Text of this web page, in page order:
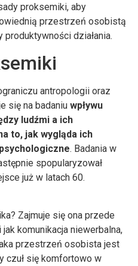
proksemiki, aby
przestrzeń osobistą
działania.
antropologii oraz
się na badaniu wpływu
ludźmi a ich
to, jak wygląda ich
. Badania w
spopularyzował
już w latach 60.
Zajmuje się ona przede
komunikacja niewerbalna,
przestrzeń osobista jest
czuł się komfortowo w